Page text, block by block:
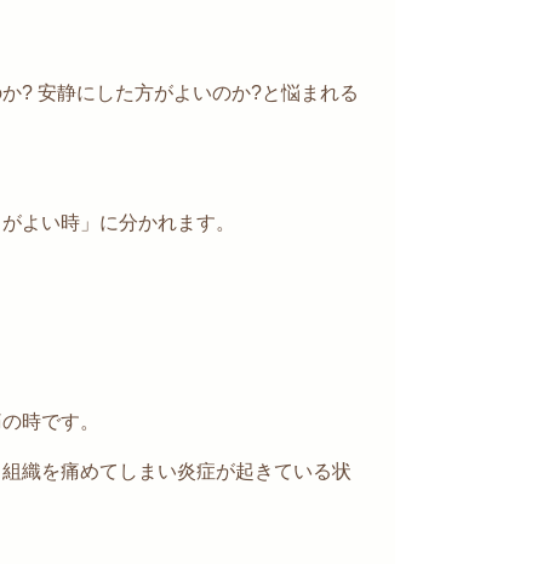
? 安静にした方がよいのか?と悩まれる
よい時」に分かれます。
時です。
織を痛めてしまい炎症が起きている状